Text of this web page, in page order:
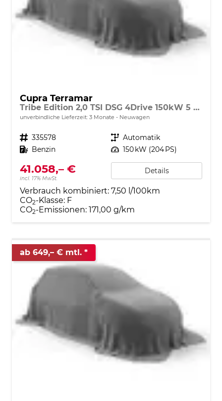
Cupra Terramar
Tribe Edition 2,0 TSI DSG 4Drive 150kW 5 Jahre MJ2
unverbindliche Lieferzeit: 3 Monate Neuwagen
Fahrzeugnr. 335578 Getriebe Automatik
Kraftstoff Benzin Leistung 150 kW (204 PS)
41.058,– €
incl. 17% MwSt.
Details
Verbrauch kombiniert: 7,50 l/100km
CO2-Klasse: F
CO2-Emissionen: 171,00 g/km
ab 649,– € mtl.